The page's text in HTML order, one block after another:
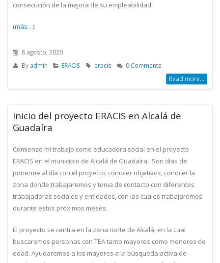
consecución de la mejora de su empleabilidad.
(más…)
8 agosto, 2020
By admin ERACIS eracis 0 Comments
Read more...
Inicio del proyecto ERACIS en Alcalá de
Guadaíra
Comienzo mi trabajo como educadora social en el proyecto
ERACIS en el municipio de Alcalá de Guadaíra. Son días de
ponerme al día con el proyecto, conocer objetivos, conocer la
zona donde trabajaremos y toma de contacto con diferentes
trabajadoras sociales y entidades, con las cuales trabajaremos
durante estos próximos meses.
El proyecto se centra en la zona norte de Alcalá, en la cual
buscaremos personas con TEA tanto mayores como menores de
edad. Ayudaremos a los mayores a la búsqueda activa de